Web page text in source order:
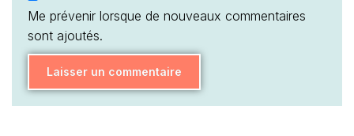
Me prévenir lorsque de nouveaux commentaires
sont ajoutés.